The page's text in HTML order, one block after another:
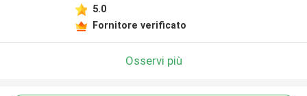
5.0
Fornitore verificato
Osservi più